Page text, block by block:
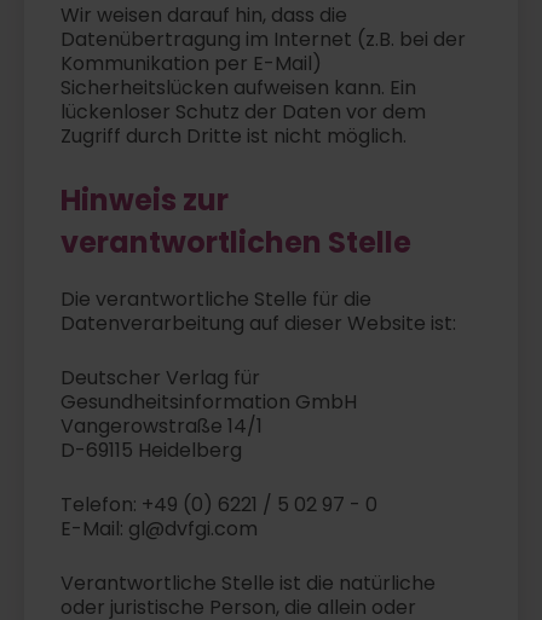
Wir weisen darauf hin, dass die
Datenübertragung im Internet (z.B. bei der
Kommunikation per E-Mail)
Sicherheitslücken aufweisen kann. Ein
lückenloser Schutz der Daten vor dem
Zugriff durch Dritte ist nicht möglich.
Hinweis zur
verantwortlichen Stelle
Die verantwortliche Stelle für die
Datenverarbeitung auf dieser Website ist:
Deutscher Verlag für
Gesundheitsinformation GmbH
Vangerowstraße 14/1
D-69115 Heidelberg
Telefon: +49 (0) 6221 / 5 02 97 - 0
E-Mail: gl@dvfgi.com
Verantwortliche Stelle ist die natürliche
oder juristische Person, die allein oder